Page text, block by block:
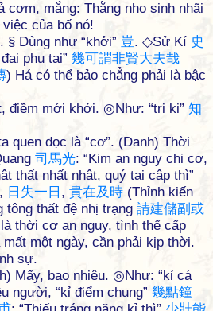
cơm, mắng: Thằng nho sinh nhãi
của bố nó!
§ Dùng như “khởi” 豈. ◇Sử Kí 史
phu tai” 幾可謂非賢大夫哉
) Há có thể bảo chẳng phải là bậc
điềm mới khởi. ◎Như: “tri ki” 知
quen đọc là “cơ”. (Danh) Thời
司 馬光: “Kim an nguy chi cơ,
thất nhất nhật, quý tại cập thì”
, 日 失一 日 , 貴在及 時 (Thỉnh kiến
tông thất đệ nhị trạng 請建儲副 或
thời cơ an nguy, tình thế cấp
một ngày, cần phải kịp thời.
sự.
Mấy, bao nhiêu. ◎Như: “kỉ cá
người, “kỉ điểm chung” 幾點鐘